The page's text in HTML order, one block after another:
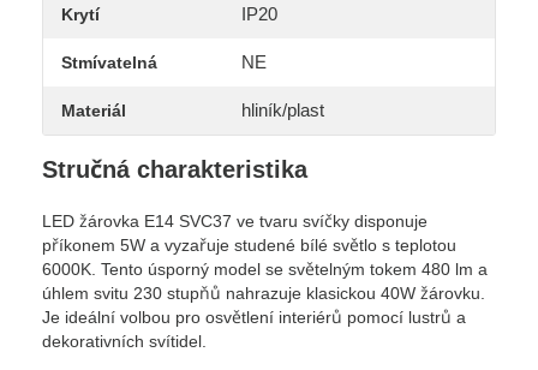
Krytí IP20
Stmívatelná NE
Materiál hliník/plast
Stručná charakteristika
LED žárovka E14 SVC37 ve tvaru svíčky disponuje
příkonem 5W a vyzařuje studené bílé světlo s teplotou
6000K. Tento úsporný model se světelným tokem 480 lm a
úhlem svitu 230 stupňů nahrazuje klasickou 40W žárovku.
Je ideální volbou pro osvětlení interiérů pomocí lustrů a
dekorativních svítidel.